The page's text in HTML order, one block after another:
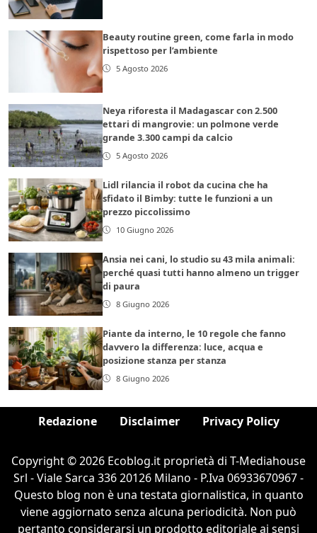
Beauty routine green, come farla in modo
rispettoso per l’ambiente
5 Agosto 2026
Neya riforesta il Madagascar con 2.500
ettari di mangrovie: un polmone verde
grande 3.300 campi da calcio
5 Agosto 2026
Lidl rilancia il robot da cucina che ha
sfidato il Bimby: tutte le funzioni a un
prezzo piccolissimo
10 Giugno 2026
Ansia nei cani, lo studio su 43 mila animali:
perché quasi tutti hanno almeno un trigger
di paura
8 Giugno 2026
Piante da interno, le 10 regole che fanno
davvero la differenza: luce, acqua e
posizione stanza per stanza
8 Giugno 2026
Redazione Disclaimer Privacy Policy
Copyright © 2026 Ecoblog.it proprietà di T-Mediahouse
Srl - Viale Sarca 336 20126 Milano - P.Iva 06933670967 -
Questo blog non è una testata giornalistica, in quanto
viene aggiornato senza alcuna periodicità. Non può
pertanto considerarsi un prodotto editoriale ai sensi